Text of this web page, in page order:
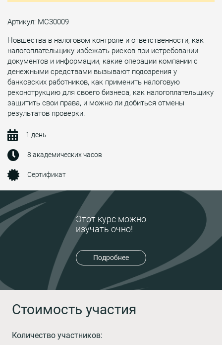
Этот курс можно
изучать очно!
Подробнее
Артикул: МС30009
Новшества в налоговом контроле и ответственности, как
налогоплательщику избежать рисков при истребовании
документов и информации, какие операции компании с
денежными средствами вызывают подозрения у
банковских работников, как применить налоговую
реконструкцию для своего бизнеса, как налогоплательщику
защитить свои права, и можно ли добиться отмены
результатов проверки.
1 день
8 академических часов
Сертификат
Стоимость участия
Количество участников: